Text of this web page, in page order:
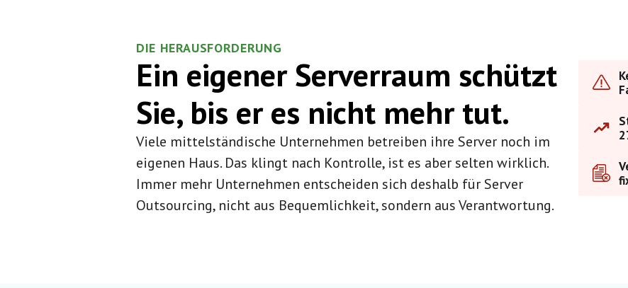
DIE HERAUSFORDERUNG
Ein eigener Serverraum schützt
Sie, bis er es nicht mehr tut.
Viele mittelständische Unternehmen betreiben ihre Server noch im
eigenen Haus. Das klingt nach Kontrolle, ist es aber selten wirklich.
Immer mehr Unternehmen entscheiden sich deshalb für Server
Outsourcing, nicht aus Bequemlichkeit, sondern aus Verantwortung.